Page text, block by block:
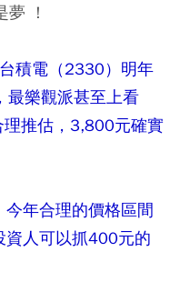
！
積電（2330）明年
最樂觀派甚至上看
推估，3,800元確實
年合理的價格區間
人可以抓400元的